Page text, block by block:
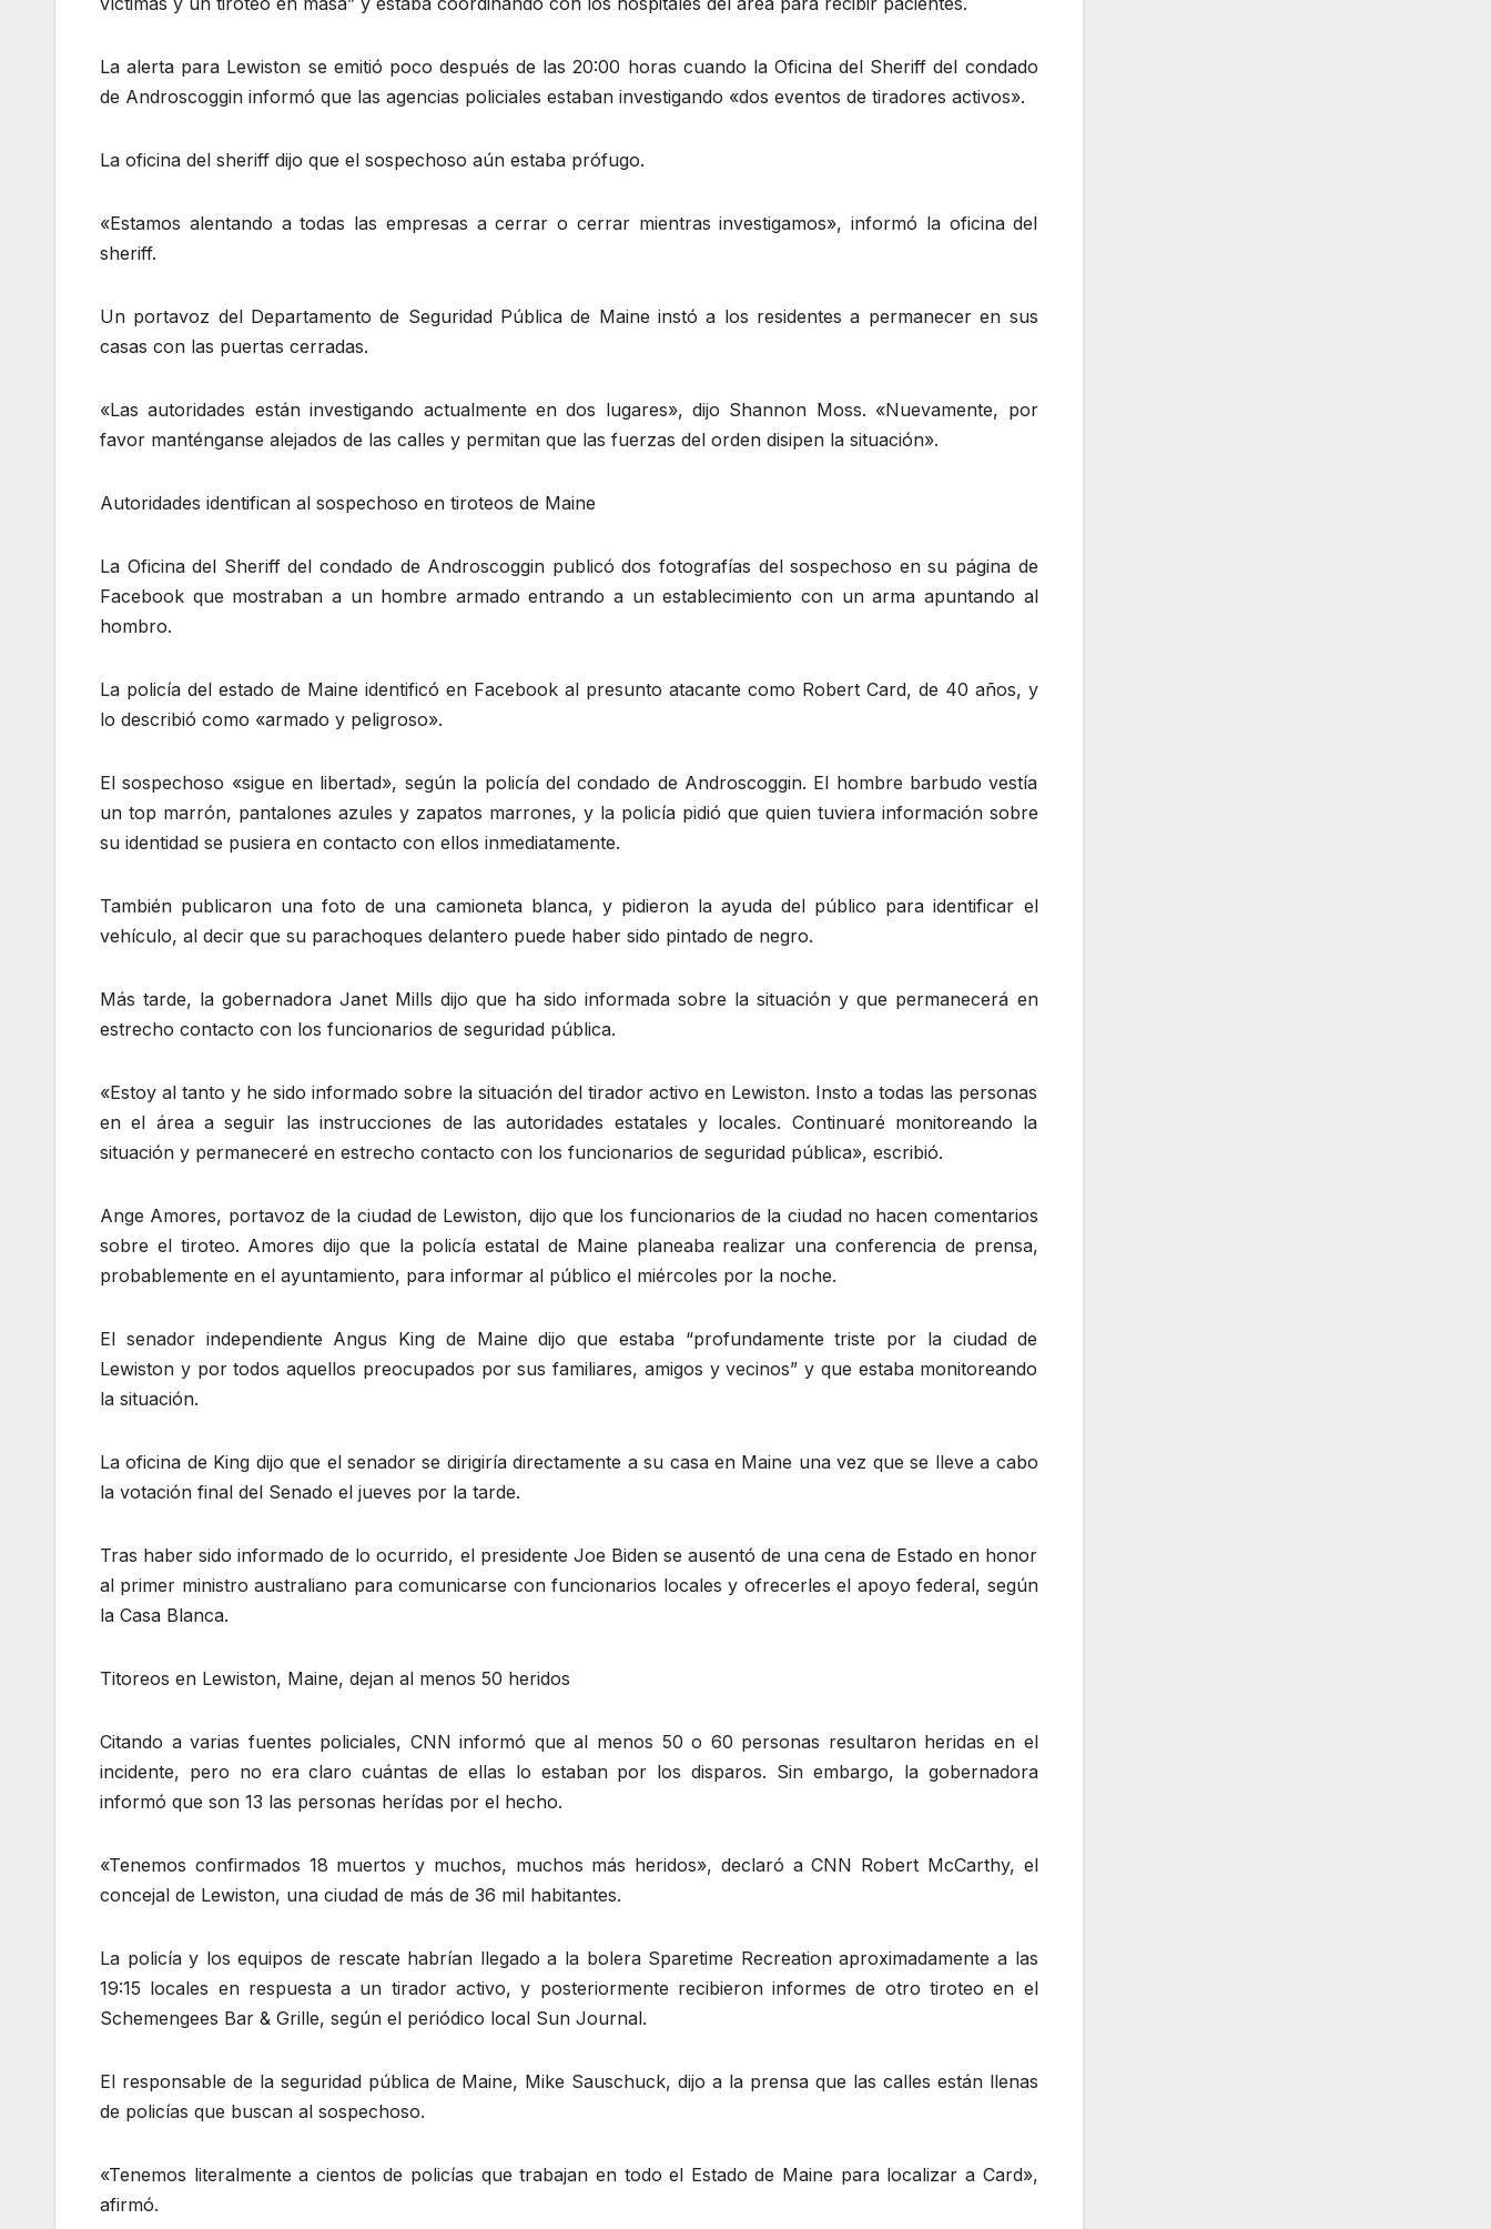
La alerta para Lewiston se emitió poco después de las 20:00 horas cuando la Oficina del Sheriff del condado
de Androscoggin informó que las agencias policiales estaban investigando «dos eventos de tiradores activos».
La oficina del sheriff dijo que el sospechoso aún estaba prófugo.
«Estamos alentando a todas las empresas a cerrar o cerrar mientras investigamos», informó la oficina del
sheriff.
Un portavoz del Departamento de Seguridad Pública de Maine instó a los residentes a permanecer en sus
casas con las puertas cerradas.
«Las autoridades están investigando actualmente en dos lugares», dijo Shannon Moss. «Nuevamente, por
favor manténganse alejados de las calles y permitan que las fuerzas del orden disipen la situación».
Autoridades identifican al sospechoso en tiroteos de Maine
La Oficina del Sheriff del condado de Androscoggin publicó dos fotografías del sospechoso en su página de
Facebook que mostraban a un hombre armado entrando a un establecimiento con un arma apuntando al
hombro.
La policía del estado de Maine identificó en Facebook al presunto atacante como Robert Card, de 40 años, y
lo describió como «armado y peligroso».
El sospechoso «sigue en libertad», según la policía del condado de Androscoggin. El hombre barbudo vestía
un top marrón, pantalones azules y zapatos marrones, y la policía pidió que quien tuviera información sobre
su identidad se pusiera en contacto con ellos inmediatamente.
También publicaron una foto de una camioneta blanca, y pidieron la ayuda del público para identificar el
vehículo, al decir que su parachoques delantero puede haber sido pintado de negro.
Más tarde, la gobernadora Janet Mills dijo que ha sido informada sobre la situación y que permanecerá en
estrecho contacto con los funcionarios de seguridad pública.
«Estoy al tanto y he sido informado sobre la situación del tirador activo en Lewiston. Insto a todas las personas
en el área a seguir las instrucciones de las autoridades estatales y locales. Continuaré monitoreando la
situación y permaneceré en estrecho contacto con los funcionarios de seguridad pública», escribió.
Ange Amores, portavoz de la ciudad de Lewiston, dijo que los funcionarios de la ciudad no hacen comentarios
sobre el tiroteo. Amores dijo que la policía estatal de Maine planeaba realizar una conferencia de prensa,
probablemente en el ayuntamiento, para informar al público el miércoles por la noche.
El senador independiente Angus King de Maine dijo que estaba “profundamente triste por la ciudad de
Lewiston y por todos aquellos preocupados por sus familiares, amigos y vecinos” y que estaba monitoreando
la situación.
La oficina de King dijo que el senador se dirigiría directamente a su casa en Maine una vez que se lleve a cabo
la votación final del Senado el jueves por la tarde.
Tras haber sido informado de lo ocurrido, el presidente Joe Biden se ausentó de una cena de Estado en honor
al primer ministro australiano para comunicarse con funcionarios locales y ofrecerles el apoyo federal, según
la Casa Blanca.
Titoreos en Lewiston, Maine, dejan al menos 50 heridos
Citando a varias fuentes policiales, CNN informó que al menos 50 o 60 personas resultaron heridas en el
incidente, pero no era claro cuántas de ellas lo estaban por los disparos. Sin embargo, la gobernadora
informó que son 13 las personas herídas por el hecho.
«Tenemos confirmados 18 muertos y muchos, muchos más heridos», declaró a CNN Robert McCarthy, el
concejal de Lewiston, una ciudad de más de 36 mil habitantes.
La policía y los equipos de rescate habrían llegado a la bolera Sparetime Recreation aproximadamente a las
19:15 locales en respuesta a un tirador activo, y posteriormente recibieron informes de otro tiroteo en el
Schemengees Bar & Grille, según el periódico local Sun Journal.
El responsable de la seguridad pública de Maine, Mike Sauschuck, dijo a la prensa que las calles están llenas
de policías que buscan al sospechoso.
«Tenemos literalmente a cientos de policías que trabajan en todo el Estado de Maine para localizar a Card»,
afirmó.